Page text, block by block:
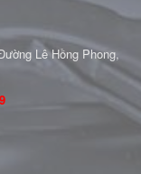
Lê Hồng Phong,